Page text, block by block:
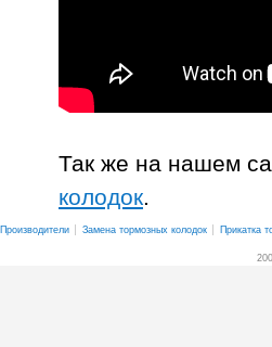
Так же на нашем
колодок.
Производители Замена тормозных колодок Прикатка